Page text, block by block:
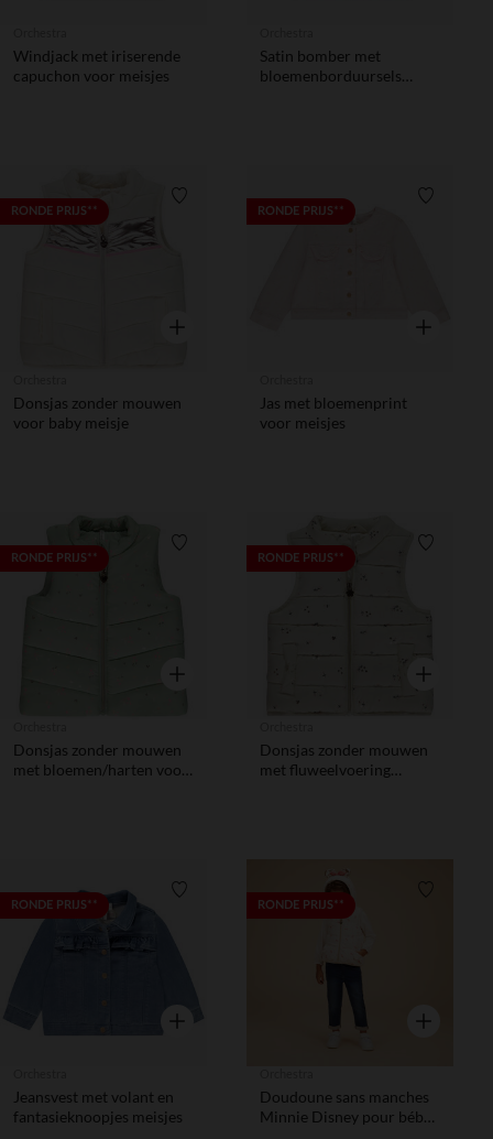
Windjack met iriserende
capuchon voor meisjes
Satin bomber met
bloemenborduursels
RONDE PRIJS** Verlanglijstje.
Snel overzicht
Donsjas zonder mouwen
voor baby meisje
RONDE PRIJS**
Snel
Jas met bloemenprint
voor meisjes
RONDE PRIJS** Verlanglijstje.
Snel overzicht
Donsjas zonder mouwen
met bloemen/harten voor
RONDE PRIJS**
Snel
Donsjas zonder mouwen
met fluweelvoering
RONDE PRIJS** Verlanglijstje.
Snel overzicht
Jeansvest met volant en
fantasieknoopjes meisjes
RONDE PRIJS**
Snel
Doudoune sans manches
Minnie Disney pour bébé